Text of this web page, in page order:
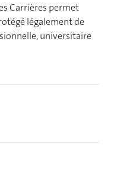
Carrières permet
légalement de
universitaire